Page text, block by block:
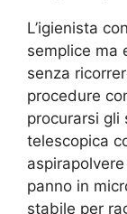
L’igienista
semplice ma
senza
procedure
procurarsi gli
telescopica
panno in
stabile per